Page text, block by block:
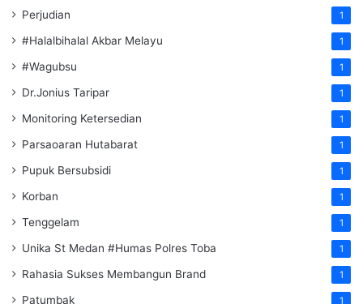
Perjudian 1
#Halalbihalal Akbar Melayu 1
#Wagubsu 1
Dr.Jonius Taripar 1
Monitoring Ketersedian 1
Parsaoaran Hutabarat 1
Pupuk Bersubsidi 1
Korban 1
Tenggelam 1
Unika St Medan #Humas Polres Toba 1
Rahasia Sukses Membangun Brand 1
Patumbak 1